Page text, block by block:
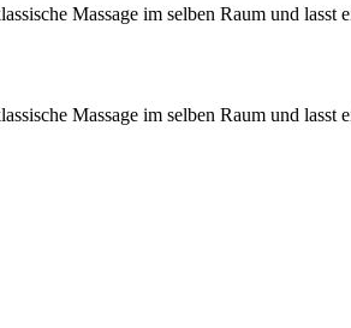
Massage im selben Raum und lasst
Massage im selben Raum und lasst